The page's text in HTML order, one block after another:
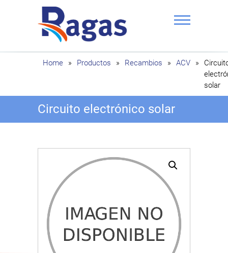
Ragas
Home » Productos » Recambios » ACV »
solar
Circuito electrónico solar